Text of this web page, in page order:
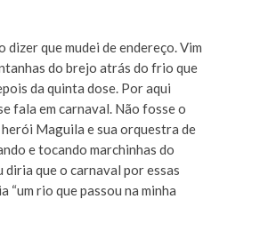
dizer que mudei de endereço. Vim
do brejo atrás do frio que
da quinta dose. Por aqui
fala em carnaval. Não fosse o
Maguila e sua orquestra de
e tocando marchinhas do
diria que o carnaval por essas
“um rio que passou na minha